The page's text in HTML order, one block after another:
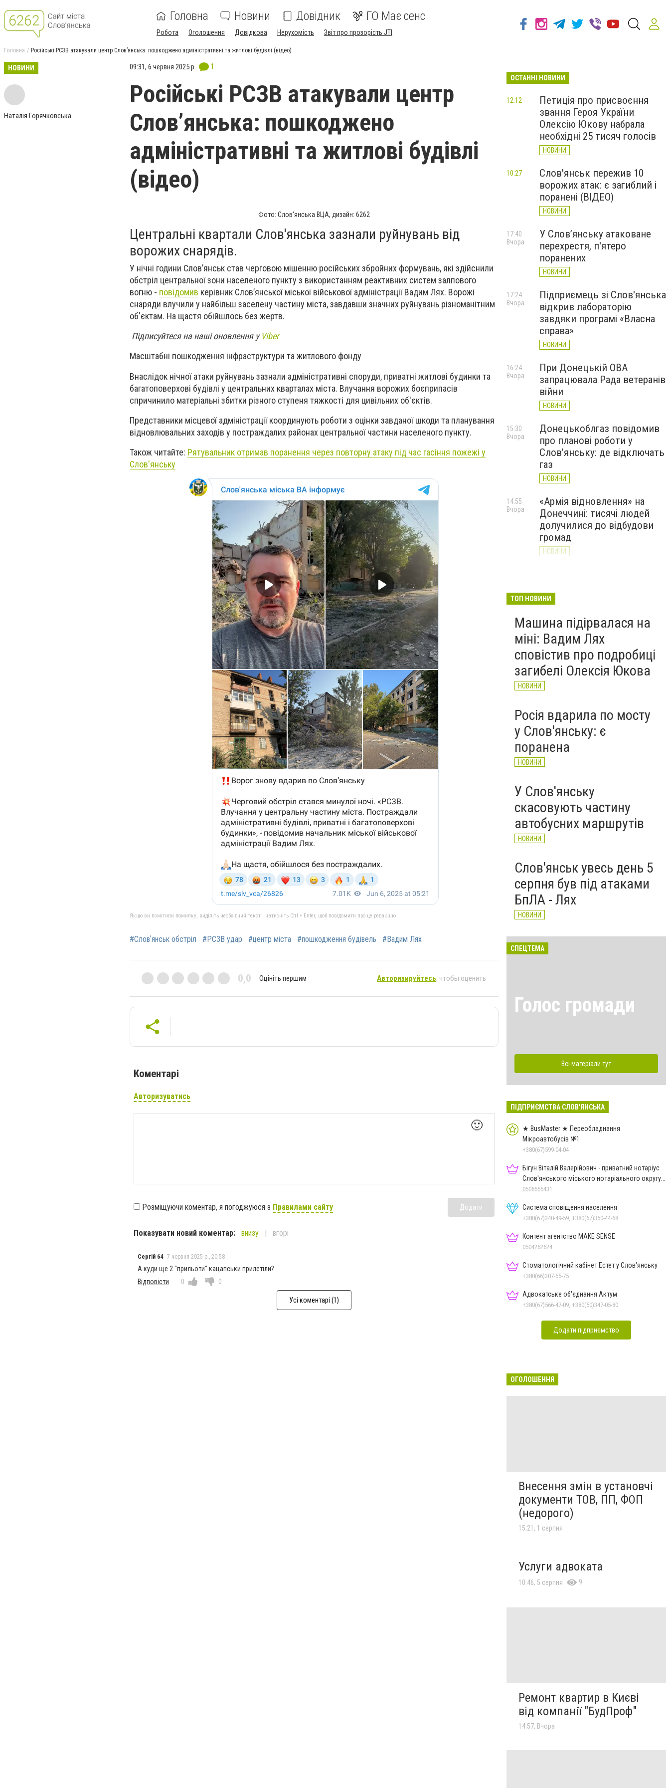
Головна Новини Довідник ГО Має сенс
Робота Оголошення Довідкова Нерухомість Звіт про прозорість JTI
Головна Російські РСЗВ атакували центр Словʼянська: пошкоджено адміністративні та житлові будівлі (відео)
НОВИНИ
Наталія Горячковська
09:31, 6 червня 2025 р. 1
Російські РСЗВ атакували центр
Словʼянська: пошкоджено
адміністративні та житлові будівлі
(відео)
Фото: Слов'янська ВЦА, дизайн: 6262
Центральні квартали Слов'янська зазнали руйнувань від
ворожих снарядів.
У нічні години Словʼянськ став черговою мішенню російських збройних формувань, які здійснили
обстріл центральної зони населеного пункту з використанням реактивних систем залпового
вогню - повідомив керівник Словʼянської міської військової адміністрації Вадим Лях. Ворожі
снаряди влучили у найбільш заселену частину міста, завдавши значних руйнувань різноманітним
об'єктам. На щастя обійшлось без жертв.
Підписуйтеся на наші оновлення уViber
Масштабні пошкодження інфраструктури та житлового фонду
Внаслідок нічної атаки руйнувань зазнали адміністративні споруди, приватні житлові будинки та
багатоповерхові будівлі у центральних кварталах міста. Влучання ворожих боєприпасів
спричинило матеріальні збитки різного ступеня тяжкості для цивільних об'єктів.
Представники місцевої адміністрації координують роботи з оцінки завданої шкоди та планування
відновлювальних заходів у постраждалих районах центральної частини населеного пункту.
Також читайте: Рятувальник отримав поранення через повторну атаку під час гасіння пожежі у
Слов'янську
Якщо ви помітили помилку, виділіть необхідний текст і натисніть Ctrl + Enter, щоб повідомити про це редакцію
#Словʼянськ обстріл #РСЗВ удар #центр міста #пошкодження будівель #Вадим Лях
0,0 Оцініть першим Авторизируйтесь, чтобы оценить
Коментарі
Авторизуватись
🙂
Розміщуючи коментар, я погоджуюся з Правилами сайту Додати
Показувати новий коментар: внизу вгорі
Сергій 64 7 червня 2025 р., 20:58
А куди ще 2 "прильоти" кацапськи прилетіли?
Відповісти
0 0
Усі коментарі (1)
ОСТАННІ НОВИНИ
Петиція про присвоєння
звання Героя України
Олексію Юкову набрала
необхідні 25 тисяч голосів
НОВИНИ
12:12
Слов'янськ пережив 10
ворожих атак: є загиблий і
поранені (ВІДЕО)
НОВИНИ
10:27
У Слов’янську атаковане
перехрестя, п'ятеро
поранених
НОВИНИ
17:40
Вчора
Підприємець зі Слов'янська
відкрив лабораторію
завдяки програмі «Власна
справа»
НОВИНИ
17:24
Вчора
При Донецькій ОВА
запрацювала Рада ветеранів
війни
НОВИНИ
16:24
Вчора
Донецькоблгаз повідомив
про планові роботи у
Слов’янську: де відключать
газ
НОВИНИ
15:30
Вчора
«Армія відновлення» на
Донеччині: тисячі людей
долучилися до відбудови
громад
НОВИНИ
14:55
Вчора
працюють на Донеччині
НОВИНИ
ТОП НОВИНИ
Машина підірвалася на
міні: Вадим Лях
сповістив про подробиці
загибелі Олексія Юкова
НОВИНИ
Росія вдарила по мосту
у Слов'янську: є
поранена
НОВИНИ
У Слов'янську
скасовують частину
автобусних маршрутів
НОВИНИ
Слов'янськ увесь день 5
серпня був під атаками
БпЛА - Лях
НОВИНИ
СПЕЦТЕМА
Голос громади
Всі матеріали тут
ПІДПРИЄМСТВА СЛОВ'ЯНСЬКА
★ BusMaster ★ Переобладнання
Мікроавтобусів №1
+380(67)599-04-04
Бігун Віталій Валерійович - приватний нотаріус
Слов'янського міського нотаріального округу
Дон.обл.
0506555431
Система сповіщення населення
+380(67)340-49-59, +380(67)350-44-68
Контент агентство MAKE SENSE
0504262624
Стоматологічний кабінет Естет у Слов'янську
+380(66)307-55-75
Адвокатське об'єднання Актум
+380(67)566-47-09, +380(50)347-05-80
Додати підприємство
ОГОЛОШЕННЯ
Внесення змін в установчі
документи ТОВ, ПП, ФОП
(недорого)
15:21, 1 серпня
Услуги адвоката
10:46, 5 серпня 9
Ремонт квартир в Києві
від компанії "БудПроф"
14:57, Вчора